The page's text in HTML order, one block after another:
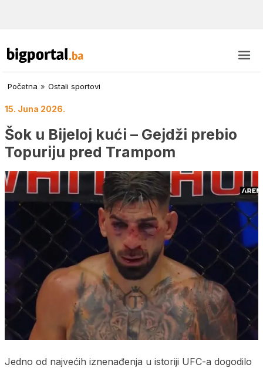
Početna » Ostali sportovi
15. Juna 2026.
Šok u Bijeloj kući – Gejdži prebio
Topuriju pred Trampom
Jedno od najvećih iznenađenja u istoriji UFC-a dogodilo